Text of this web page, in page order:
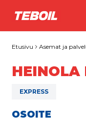
Siirry pääsisältöön
Etusivu Asemat ja
HEINOLA
EXPRESS
OSOITE